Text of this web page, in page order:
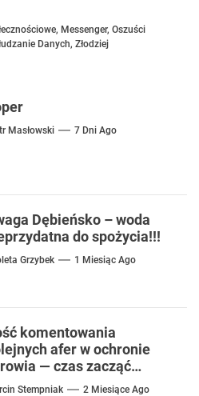
, Messenger, Oszuści
Danych, Złodziej
Masłowski 7 Dni Ago
Dębieńsko – woda
do spożycia!!!
Grzybek 1 Miesiąc Ago
komentowania
afer w ochronie
— czas zacząć
o rozwiązaniach
Stempniak 2 Miesiące Ago